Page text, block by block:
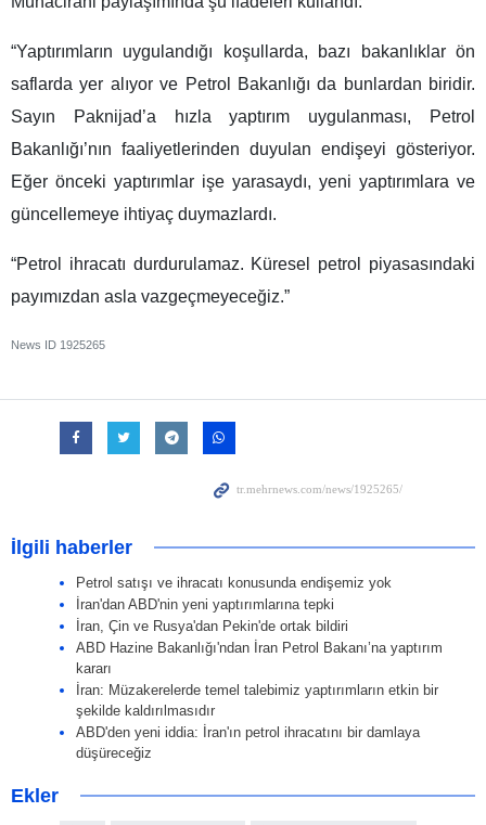
“Yaptırımların uygulandığı koşullarda, bazı bakanlıklar ön
saflarda yer alıyor ve Petrol Bakanlığı da bunlardan biridir.
Sayın Paknijad’a hızla yaptırım uygulanması, Petrol
Bakanlığı’nın faaliyetlerinden duyulan endişeyi gösteriyor.
Eğer önceki yaptırımlar işe yarasaydı, yeni yaptırımlara ve
güncellemeye ihtiyaç duymazlardı.
“Petrol ihracatı durdurulamaz. Küresel petrol piyasasındaki
payımızdan asla vazgeçmeyeceğiz.”
News ID 1925265
İlgili haberler
Petrol satışı ve ihracatı konusunda endişemiz yok
İran'dan ABD'nin yeni yaptırımlarına tepki
İran, Çin ve Rusya'dan Pekin'de ortak bildiri
ABD Hazine Bakanlığı'ndan İran Petrol Bakanı’na yaptırım
kararı
İran: Müzakerelerde temel talebimiz yaptırımların etkin bir
şekilde kaldırılmasıdır
ABD'den yeni iddia: İran'ın petrol ihracatını bir damlaya
düşüreceğiz
Ekler